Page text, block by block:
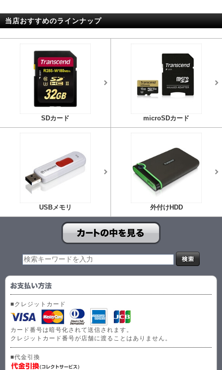
当店おすすめのラインナップ
SDカード microSDカード
USBメモリ 外付けHDD
■クレジットカード
カード番号は暗号化されて送信されます。
クレジットカード番号が店舗に渡ることはありません。
■代金引換